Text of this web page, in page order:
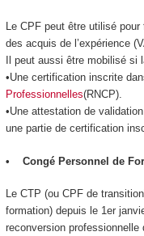
Le CPF peut être utilisé pour
des acquis de l’expérience
Il peut aussi être mobilisé
•Une certification inscrite
Professionnelles(RNCP).
•Une attestation de
une partie de certification
• Congé Personnel de
Le CTP (ou CPF de
formation) depuis le 1er
reconversion